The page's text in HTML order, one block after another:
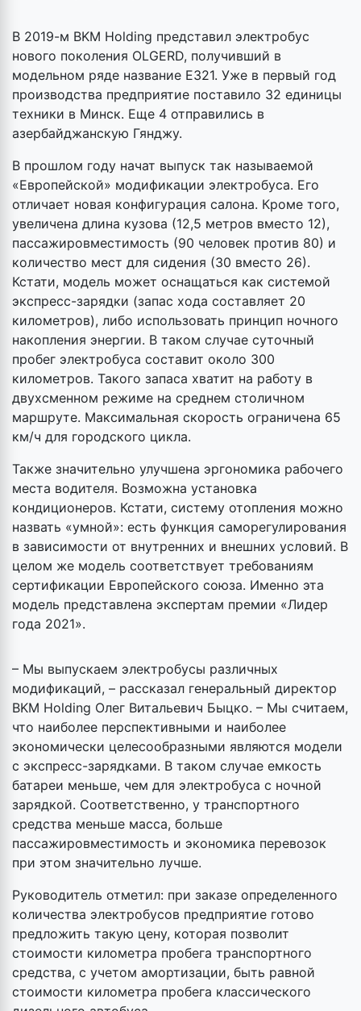
В 2019-м BKM Holding представил электробус
нового поколения OLGERD, получивший в
модельном ряде название Е321. Уже в первый год
производства предприятие поставило 32 единицы
техники в Минск. Еще 4 отправились в
азербайджанскую Гянджу.
В прошлом году начат выпуск так называемой
«Европейской» модификации электробуса. Его
отличает новая конфигурация салона. Кроме того,
увеличена длина кузова (12,5 метров вместо 12),
пассажировместимость (90 человек против 80) и
количество мест для сидения (30 вместо 26).
Кстати, модель может оснащаться как системой
экспресс-зарядки (запас хода составляет 20
километров), либо использовать принцип ночного
накопления энергии. В таком случае суточный
пробег электробуса составит около 300
километров. Такого запаса хватит на работу в
двухсменном режиме на среднем столичном
маршруте. Максимальная скорость ограничена 65
км/ч для городского цикла.
Также значительно улучшена эргономика рабочего
места водителя. Возможна установка
кондиционеров. Кстати, систему отопления можно
назвать «умной»: есть функция саморегулирования
в зависимости от внутренних и внешних условий. В
целом же модель соответствует требованиям
сертификации Европейского союза. Именно эта
модель представлена экспертам премии «Лидер
года 2021».
– Мы выпускаем электробусы различных
модификаций, – рассказал генеральный директор
BKM Holding Олег Витальевич Быцко. – Мы считаем,
что наиболее перспективными и наиболее
экономически целесообразными являются модели
с экспресс-зарядками. В таком случае емкость
батареи меньше, чем для электробуса с ночной
зарядкой. Соответственно, у транспортного
средства меньше масса, больше
пассажировместимость и экономика перевозок
при этом значительно лучше.
Руководитель отметил: при заказе определенного
количества электробусов предприятие готово
предложить такую цену, которая позволит
стоимости километра пробега транспортного
средства, с учетом амортизации, быть равной
стоимости километра пробега классического